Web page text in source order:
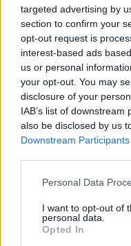
targeted advertising by
section to confirm your
opt-out request is
interest-based ads
us or personal
your opt-out. You may
disclosure of your
IAB’s list of
also be disclosed by us
Downstream Participants
Personal Data
I want to opt-out of
personal data.
Opted In
Article précédent
La fin de Chuck Norris :
découvrez le danger
silencieux des infarctus
massifs